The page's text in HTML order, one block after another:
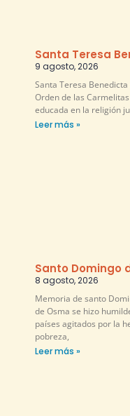
Santa Teresa
9 agosto, 2026
Santa Teresa
Orden de las
educada en la religión
Leer más »
Santo Domingo
8 agosto, 2026
Memoria de santo
de Osma se hizo
países agitados por la
pobreza,
Leer más »